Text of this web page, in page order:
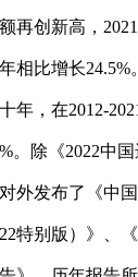
再创新高，
相比增长
年，在2012-
。除《2022中
外发布了《中
特别版）》、